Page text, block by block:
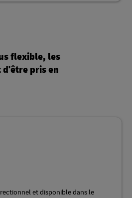
flexible, les
pris en
et disponible dans le